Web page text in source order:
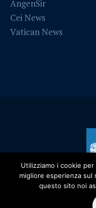
AngenSir
Cei News
Vatican News
/
Utilizziamo i cookie
migliore esperienza
questo sito noi